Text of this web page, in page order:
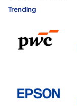
Trending